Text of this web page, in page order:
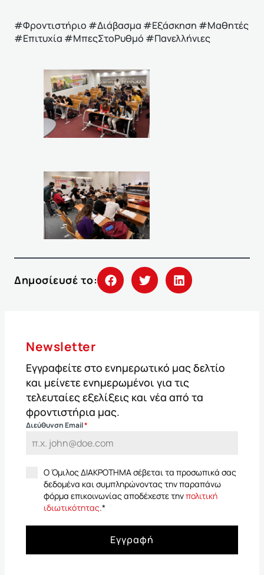
#Φροντιστήριο #Διάβασμα #Εξάσκηση #Μαθητές
#Επιτυχία #ΜπεςΣτοΡυθμό #Πανελλήνιες
Δημοσίευσέ το:
Newsletter
Εγγραφείτε στο ενημερωτικό μας δελτίο
και μείνετε ενημερωμένοι για τις
τελευταίες εξελίξεις και νέα από τα
φροντιστήρια μας.
Διεύθυνση Email*
Ο Όμιλος ΔΙΑΚΡΟΤΗΜΑ σέβεται τα προσωπικά σας
δεδομένα και συμπληρώνοντας την παραπάνω
φόρμα επικοινωνίας αποδέχεστε τηνπολιτική
ιδιωτικότητας.*
Εγγραφή